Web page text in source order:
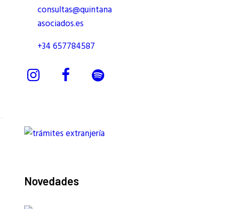
consultas@quintana
asociados.es
+34 657784587
Novedades